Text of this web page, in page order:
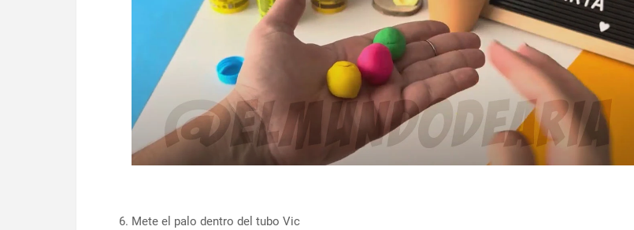
Mete el palo dentro del tubo Vic